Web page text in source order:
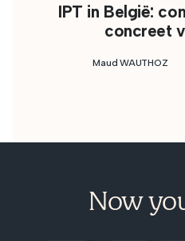
IPT in België:
concreet
Maud WAUTHOZ
Now